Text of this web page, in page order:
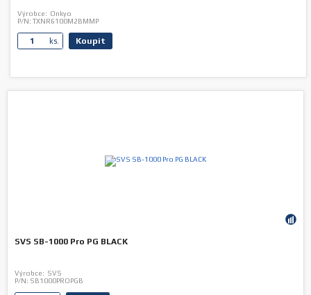
Výrobce: Onkyo
P/N: TXNR6100M2BMMP
ks. Koupit
SVS SB-1000 Pro PG BLACK
Výrobce: SVS
P/N: SB1000PROPGB